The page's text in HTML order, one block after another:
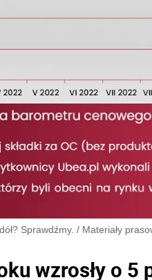
Sprawdźmy. / Materiały
wzrosły o 5